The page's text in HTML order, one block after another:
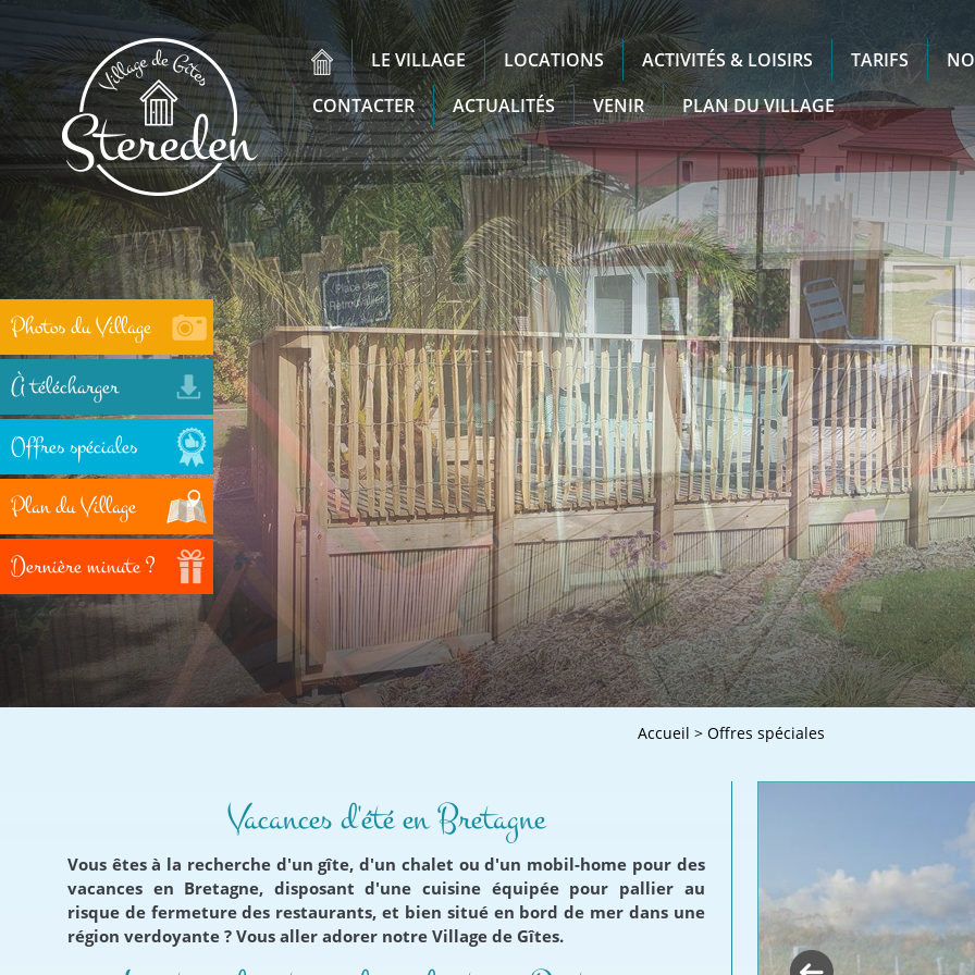
LE VILLAGE LOCATIONS ACTIVITÉS & LOISIRS TARIFS
CONTACTER
ACTUALITÉS VENIR PLAN DU VILLAGE
Photos du Village
À télécharger
Offres spéciales
Plan du Village
Dernière minute ?
Accueil > Offres spéciales
Vacances d'été en Bretagne
Vous êtes à la recherche d'un gîte, d'un chalet ou d'un mobil-home pour des
vacances en Bretagne, disposant d'une cuisine équipée pour pallier au
risque de fermeture des restaurants, et bien situé en bord de mer dans une
région verdoyante ? Vous aller adorer notre Village de Gîtes.